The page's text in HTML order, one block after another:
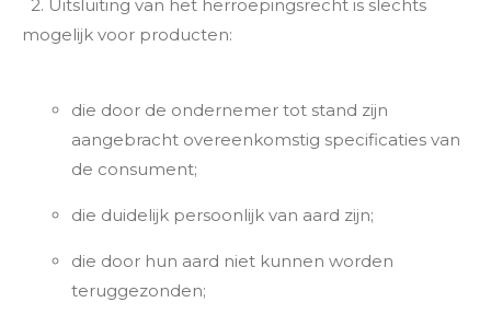
2. Uitsluiting van het herroepingsrecht is slechts
mogelijk voor producten:
die door de ondernemer tot stand zijn
aangebracht overeenkomstig specificaties van
de consument;
die duidelijk persoonlijk van aard zijn;
die door hun aard niet kunnen worden
teruggezonden;